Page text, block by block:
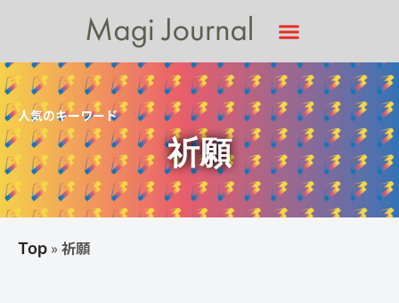
人気のキーワード
祈願
Top » 祈願